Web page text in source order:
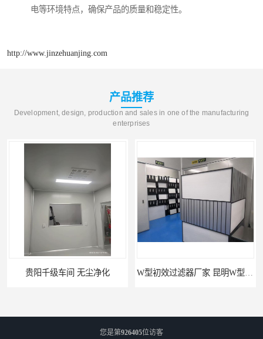
电等环境特点，确保产品的质量和稳定性。
http://www.jinzehuanjing.com
产品推荐
Development, design, production and sales in one of the manufacturing
enterprises
贵阳千级车间 无尘净化 W型初效过滤器厂家 昆明W型初效过滤器厂 金泽
您是第926405位访客